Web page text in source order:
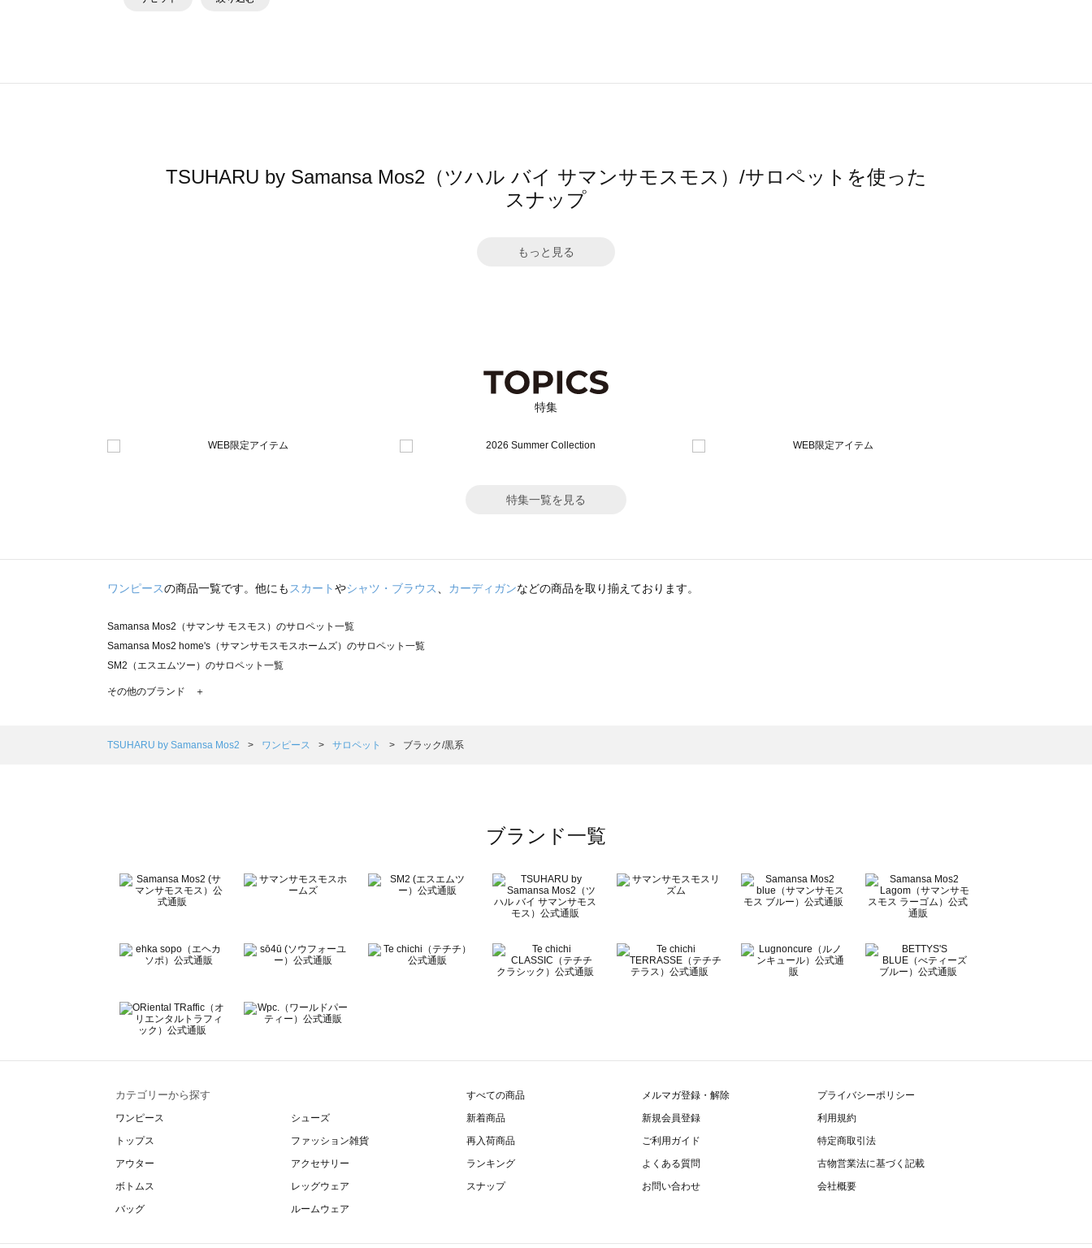
TSUHARU by Samansa Mos2（ツハル バイ サマンサモスモス）/サロペットを使った
スナップ
もっと見る
特集
特集一覧を見る
ワンピースの商品一覧です。他にも スカートやシャツ・ブラウス カーディガンなどの商品を取り揃えております。
Samansa Mos2（サマンサ モスモス）のサロペット一覧
Samansa Mos2 home's（サマンサモスモスホームズ）のサロペット一覧
SM2（エスエムツー）のサロペット一覧
TSUHARU by Samansa Mos2（ツハルバイサマンサモスモス）のサロペット一覧
Samansa Mos2 Lagom（サマンサモスモス ラーゴム）のサロペット一覧
BETTY'S BLUE（べティーズブルー）のサロペット一覧
Wpc.（ワールドパーティー）のサロペット一覧
その他のブランド ＋
TSUHARU by Samansa Mos2 ワンピース サロペット ブラック/黒系
ブランド一覧
カテゴリーから探す
ワンピース
トップス
アウター
ボトムス
バッグ
シューズ
ファッション雑貨
アクセサリー
レッグウェア
ルームウェア
すべての商品
新着商品
再入荷商品
ランキング
スナップ
メルマガ登録・解除
新規会員登録
ご利用ガイド
よくある質問
お問い合わせ
プライバシーポリシー
利用規約
特定商取引法
古物営業法に基づく記載
会社概要